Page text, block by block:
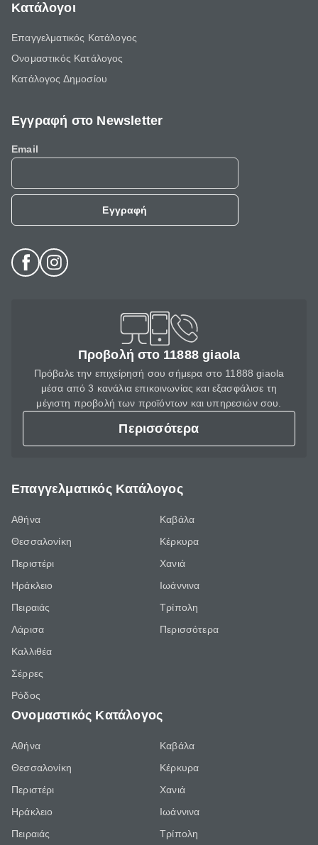
Κατάλογοι
Επαγγελματικός Κατάλογος
Ονομαστικός Κατάλογος
Κατάλογος Δημοσίου
Εγγραφή στο Newsletter
Email
Εγγραφή
Προβολή στο 11888 giaola
Πρόβαλε την επιχείρησή σου σήμερα στο 11888 giaola
μέσα από 3 κανάλια επικοινωνίας και εξασφάλισε τη
μέγιστη προβολή των προϊόντων και υπηρεσιών σου.
Περισσότερα
Επαγγελματικός Κατάλογος
Αθήνα
Θεσσαλονίκη
Περιστέρι
Ηράκλειο
Πειραιάς
Λάρισα
Καλλιθέα
Σέρρες
Ρόδος
Καβάλα
Κέρκυρα
Χανιά
Ιωάννινα
Τρίπολη
Περισσότερα
Ονομαστικός Κατάλογος
Αθήνα
Θεσσαλονίκη
Περιστέρι
Ηράκλειο
Πειραιάς
Καβάλα
Κέρκυρα
Χανιά
Ιωάννινα
Τρίπολη